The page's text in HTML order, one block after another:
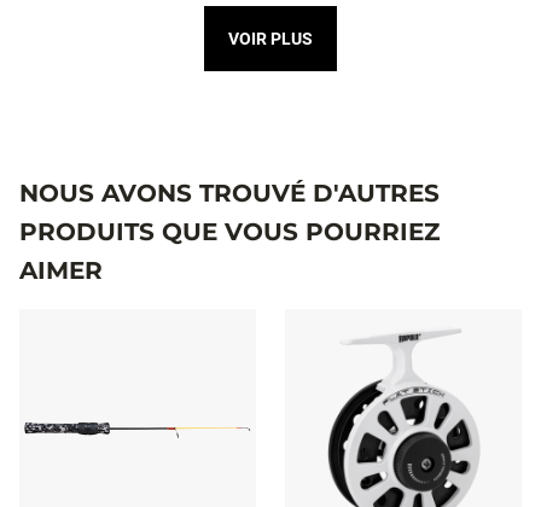
VOIR PLUS
NOUS AVONS TROUVÉ D'AUTRES
PRODUITS QUE VOUS POURRIEZ
AIMER